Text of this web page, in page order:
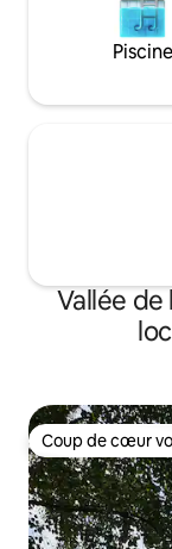
Piscine
Vallée de
Coup de cœur
Coup de cœur